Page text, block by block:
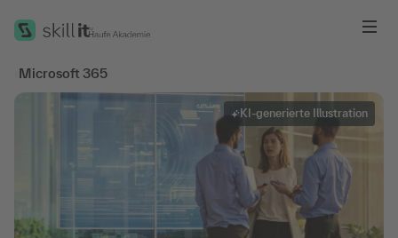
Microsoft 365
KI-generierte Illustration